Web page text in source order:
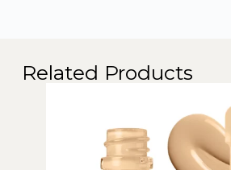
Related Products